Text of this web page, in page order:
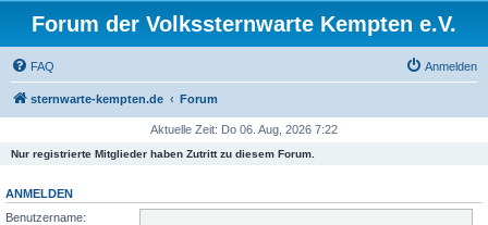
Forum der Volkssternwarte Kempten e.V.
FAQ Anmelden
sternwarte-kempten.de Forum
Aktuelle Zeit: Do 06. Aug, 2026 7:22
Nur registrierte Mitglieder haben Zutritt zu diesem Forum.
ANMELDEN
Benutzername: